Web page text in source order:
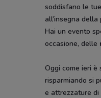
soddisfano le
all’insegna
Hai un evento
occasione, delle
Oggi come ieri
risparmiando si
e attrezzature di